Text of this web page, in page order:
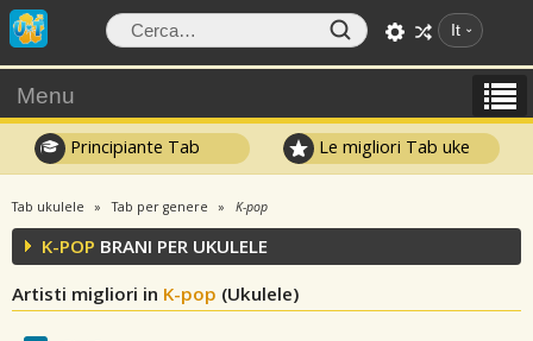
It
Menu
Principiante Tab Le migliori Tab uke
Tab ukulele Tab per genere K-pop
K-POP BRANI PER UKULELE
Artisti migliori in K-pop (Ukulele)